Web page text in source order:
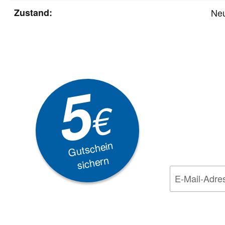
Zustand:
5€
Gutschein
sichern